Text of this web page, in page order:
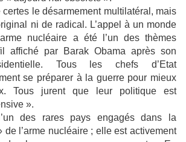
certes le désarmement multilatéral, mais
ni de radical. L’appel à un monde
nucléaire a été l’un des thèmes
affiché par Barak Obama après son
Tous les chefs d’Etat
se préparer à la guerre pour mieux
Tous jurent que leur politique est
».
des rares pays engagés dans la
de l’arme nucléaire ; elle est activement